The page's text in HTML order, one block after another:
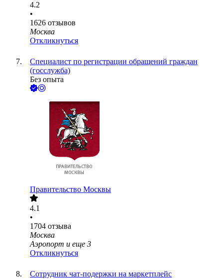
4.2
•
1626 отзывов
Москва
Откликнуться
Специалист по регистрации обращений граждан
(госслужба)
Без опыта
Правительство Москвы
4.1
•
1704 отзыва
Москва
Аэропорт и еще 3
Откликнуться
Сотрудник чат-подержки на маркетплейс